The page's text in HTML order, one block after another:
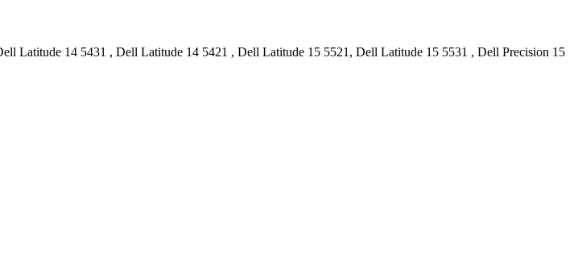
Latitude 14 5431 , Dell Latitude 14 5421 , Dell Latitude 15 5521, Dell Latitude 15 5531 , Dell Precision 15